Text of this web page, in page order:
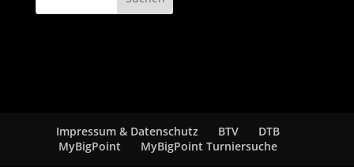
Impressum & Datenschutz BTV
DTB
MyBigPoint
MyBigPoint Turniersuche